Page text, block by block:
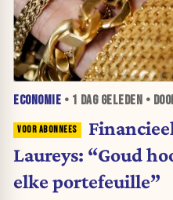
ECONOMIE • 1 DAGGELEDEN •
Laureys: “Goud
elke portefeuille”